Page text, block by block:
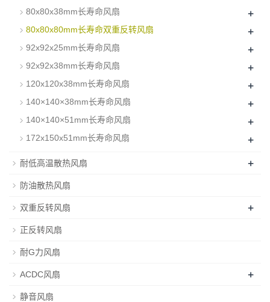
80x80x38mm长寿命风扇 +
80x80x80mm长寿命双重反转风扇 +
92x92x25mm长寿命风扇 +
92x92x38mm长寿命风扇 +
120x120x38mm长寿命风扇 +
140×140×38mm长寿命风扇 +
140×140×51mm长寿命风扇 +
172x150x51mm长寿命风扇 +
耐低高温散热风扇 +
防油散热风扇
双重反转风扇 +
正反转风扇
耐G力风扇
ACDC风扇 +
静音风扇